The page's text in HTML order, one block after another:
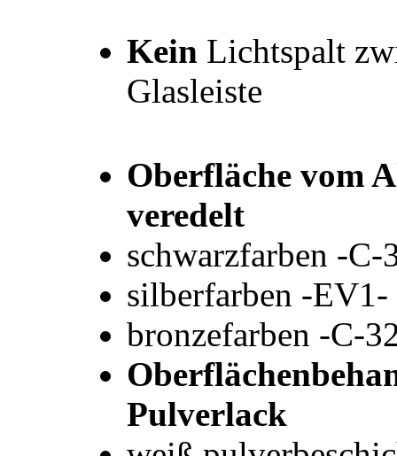
Kein Lichtspalt
Glasleiste
Oberfläche vom
veredelt
schwarzfarben -C-
silberfarben -EV1-
bronzefarben -C-
Pulverlack